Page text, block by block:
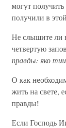
могут
получили в
Не слышите ли
четвертую
правды: яко
О как
жить на свете,
правды!
Если Господь